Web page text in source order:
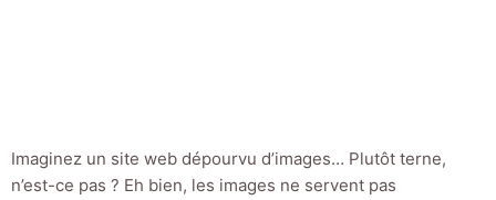
Imaginez un site web dépourvu d’images… Plutôt terne,
n’est-ce pas ? Eh bien, les images ne servent pas